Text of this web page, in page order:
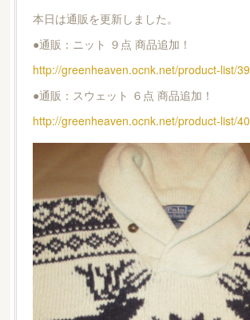
本日は通販を更新しました。
●通販：ニット ９点 商品追加！
http://greenheaven.ocnk.net/product-list/39
●通販：スウェット ６点 商品追加！
http://greenheaven.ocnk.net/product-list/40